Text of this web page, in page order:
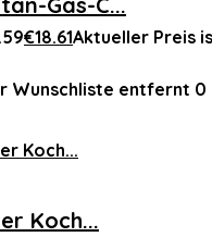
€18.61Aktueller Preis
Wunschliste entfernt 0
Koch...